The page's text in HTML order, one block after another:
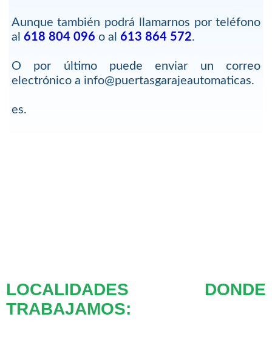
Aunque también podrá llamarnos por teléfono
al 618 804 096 o al 613 864 572.
O por último puede enviar un correo
electrónico a info@puertasgarajeautomaticas.
es.
LOCALIDADES DONDE
TRABAJAMOS: